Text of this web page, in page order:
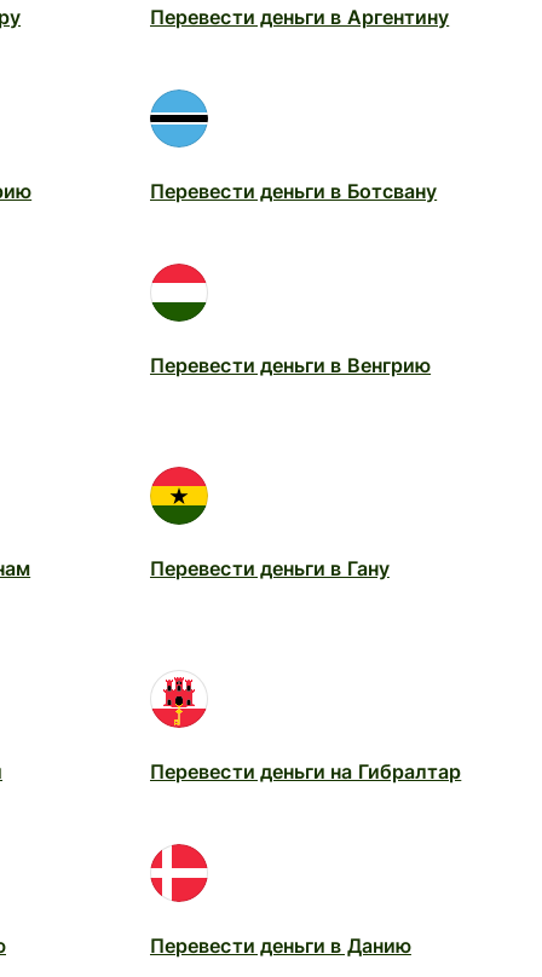
Перевести деньги в Аргентину
Перевести деньги в Ботсвану
Перевести деньги в Венгрию
Перевести деньги в Гану
Перевести деньги на Гибралтар
Перевести деньги в Данию